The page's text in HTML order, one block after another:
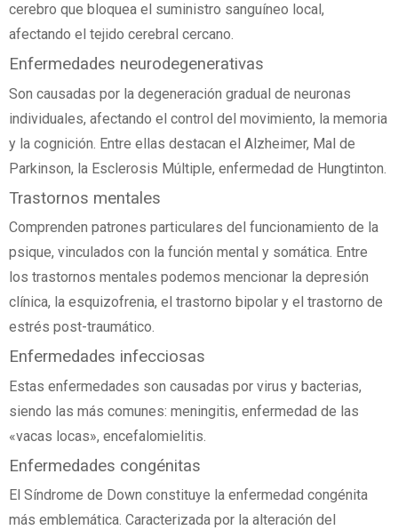
cerebro que bloquea el suministro sanguíneo local,
afectando el tejido cerebral cercano.
Enfermedades neurodegenerativas
Son causadas por la degeneración gradual de neuronas
individuales, afectando el control del movimiento, la memoria
y la cognición. Entre ellas destacan el Alzheimer, Mal de
Parkinson, la Esclerosis Múltiple, enfermedad de Hungtinton.
Trastornos mentales
Comprenden patrones particulares del funcionamiento de la
psique, vinculados con la función mental y somática. Entre
los trastornos mentales podemos mencionar la depresión
clínica, la esquizofrenia, el trastorno bipolar y el trastorno de
estrés post-traumático.
Enfermedades infecciosas
Estas enfermedades son causadas por virus y bacterias,
siendo las más comunes: meningitis, enfermedad de las
«vacas locas», encefalomielitis.
Enfermedades congénitas
El Síndrome de Down constituye la enfermedad congénita
más emblemática. Caracterizada por la alteración del